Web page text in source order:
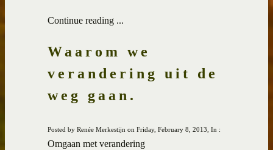
Continue reading ...
Waarom we
verandering uit de
weg gaan.
Posted by Renée Merkestijn on Friday, February 8, 2013, In :
Omgaan met verandering